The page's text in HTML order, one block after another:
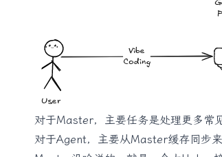
对于Master，主要任务是处理更多常
对于Agent，主要从Master缓存同步